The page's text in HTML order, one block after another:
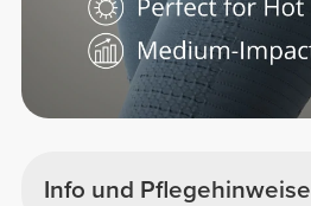
Info und Pflegehinweise